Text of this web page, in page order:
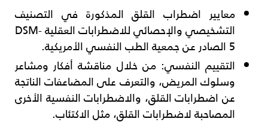
معايير اضطراب القلق المذكورة في التصنيف
التشخيصي والإحصائي للاضطرابات العقلية DSM-
5 الصادر عن جمعية الطب النفسي الأمريكية.
التقييم النفسي: من خلال مناقشة أفكار ومشاعر
وسلوك المريض، والتعرف على المضاعفات الناتجة
عن اضطرابات القلق، والاضطرابات النفسية الأخرى
المصاحبة لاضطرابات القلق، مثل الاكتئاب.